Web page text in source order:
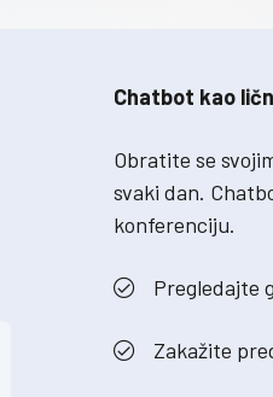
Chatbot kao
Obratite se
svaki dan.
konferenciju.
Pregledajte
Zakažite